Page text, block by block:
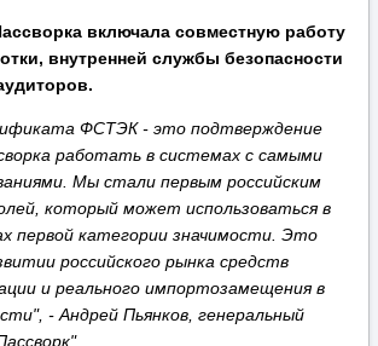
включала совместную работу
внутренней службы безопасности
ФСТЭК - это подтверждение
работать в системах с самыми
Мы стали первым российским
который может использоваться в
первой категории значимости. Это
российского рынка средств
и реального импортозамещения в
- Андрей Пьянков, генеральный